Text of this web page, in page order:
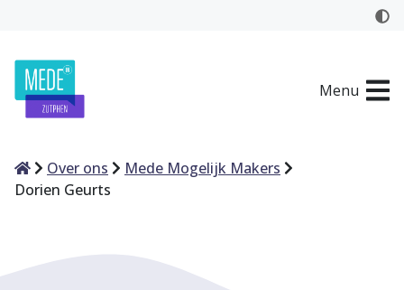
Menu
HomeOver ons
Mede Mogelijk Makers
Dorien Geurts